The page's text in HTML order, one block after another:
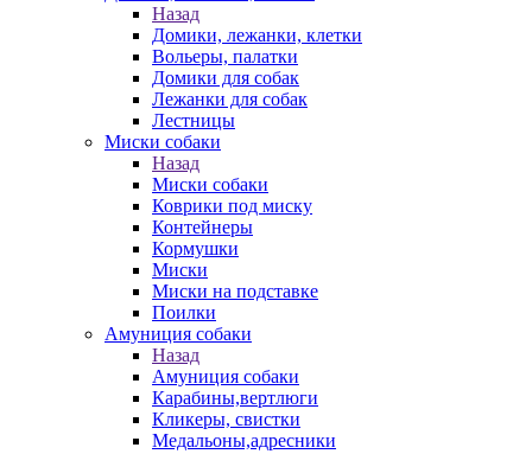
Назад
Домики, лежанки, клетки
Вольеры, палатки
Домики для собак
Лежанки для собак
Лестницы
Миски собаки
Назад
Миски собаки
Коврики под миску
Контейнеры
Кормушки
Миски
Миски на подставке
Поилки
Амуниция собаки
Назад
Амуниция собаки
Карабины,вертлюги
Кликеры, свистки
Медальоны,адресники